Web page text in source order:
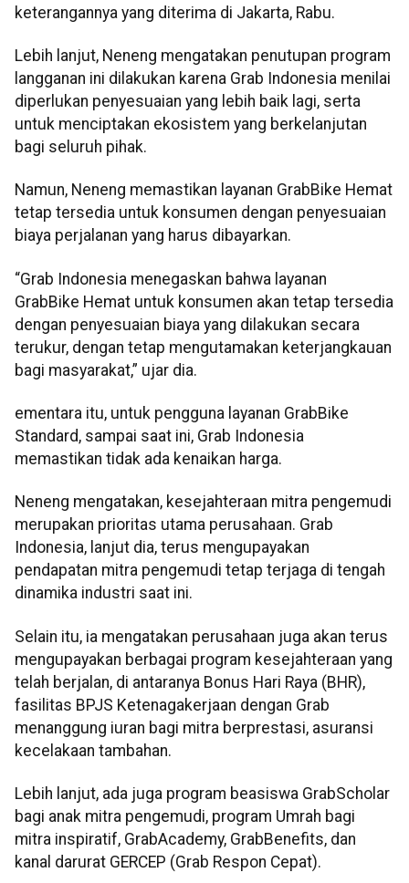
keterangannya yang diterima di Jakarta, Rabu.
Lebih lanjut, Neneng mengatakan penutupan program
langganan ini dilakukan karena Grab Indonesia menilai
diperlukan penyesuaian yang lebih baik lagi, serta
untuk menciptakan ekosistem yang berkelanjutan
bagi seluruh pihak.
Namun, Neneng memastikan layanan GrabBike Hemat
tetap tersedia untuk konsumen dengan penyesuaian
biaya perjalanan yang harus dibayarkan.
“Grab Indonesia menegaskan bahwa layanan
GrabBike Hemat untuk konsumen akan tetap tersedia
dengan penyesuaian biaya yang dilakukan secara
terukur, dengan tetap mengutamakan keterjangkauan
bagi masyarakat,” ujar dia.
ementara itu, untuk pengguna layanan GrabBike
Standard, sampai saat ini, Grab Indonesia
memastikan tidak ada kenaikan harga.
Neneng mengatakan, kesejahteraan mitra pengemudi
merupakan prioritas utama perusahaan. Grab
Indonesia, lanjut dia, terus mengupayakan
pendapatan mitra pengemudi tetap terjaga di tengah
dinamika industri saat ini.
Selain itu, ia mengatakan perusahaan juga akan terus
mengupayakan berbagai program kesejahteraan yang
telah berjalan, di antaranya Bonus Hari Raya (BHR),
fasilitas BPJS Ketenagakerjaan dengan Grab
menanggung iuran bagi mitra berprestasi, asuransi
kecelakaan tambahan.
Lebih lanjut, ada juga program beasiswa GrabScholar
bagi anak mitra pengemudi, program Umrah bagi
mitra inspiratif, GrabAcademy, GrabBenefits, dan
kanal darurat GERCEP (Grab Respon Cepat).